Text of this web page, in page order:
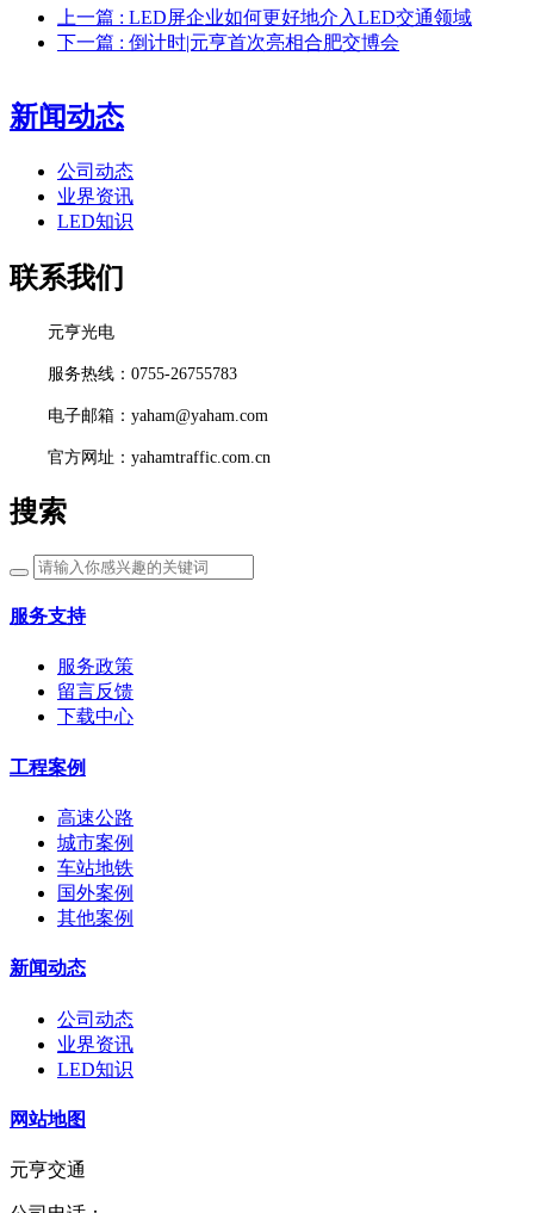
上一篇 : LED屏企业如何更好地介入LED交通领域
下一篇 : 倒计时|元亨首次亮相合肥交博会
新闻动态
公司动态
业界资讯
LED知识
联系我们
元亨光电
服务热线：0755-26755783
电子邮箱：yaham@yaham.com
官方网址：yahamtraffic.com.cn
搜索
服务支持
服务政策
留言反馈
下载中心
工程案例
高速公路
城市案例
车站地铁
国外案例
其他案例
新闻动态
公司动态
业界资讯
LED知识
网站地图
元亨交通